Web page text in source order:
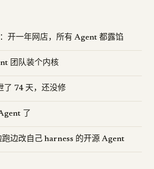
开一年网店，所有 Agent 都露馅
团队装个内核
了 74 天，还没修
了
边改自己 harness 的开源 Agent